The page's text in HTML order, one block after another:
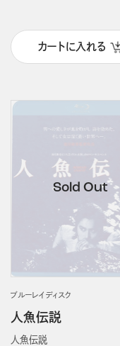
カートに入れる
ブルーレイディスク
人魚伝説
人魚伝説